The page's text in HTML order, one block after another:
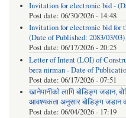
Invitation for electronic bid -
Post date: 06/30/2026 - 14:48
Invitation for electronic bid for
(Date of Published: 2083/03/03)
Post date: 06/17/2026 - 20:25
Letter of Intent (LOI) of
bera nirman - Date of
Post date: 06/17/2026 - 07:51
खानेपानीको लागि बोडिङ्ग जडान,
आवश्यकता अनुसार बोडिङ्ग जडान
Post date: 06/04/2026 - 17:19